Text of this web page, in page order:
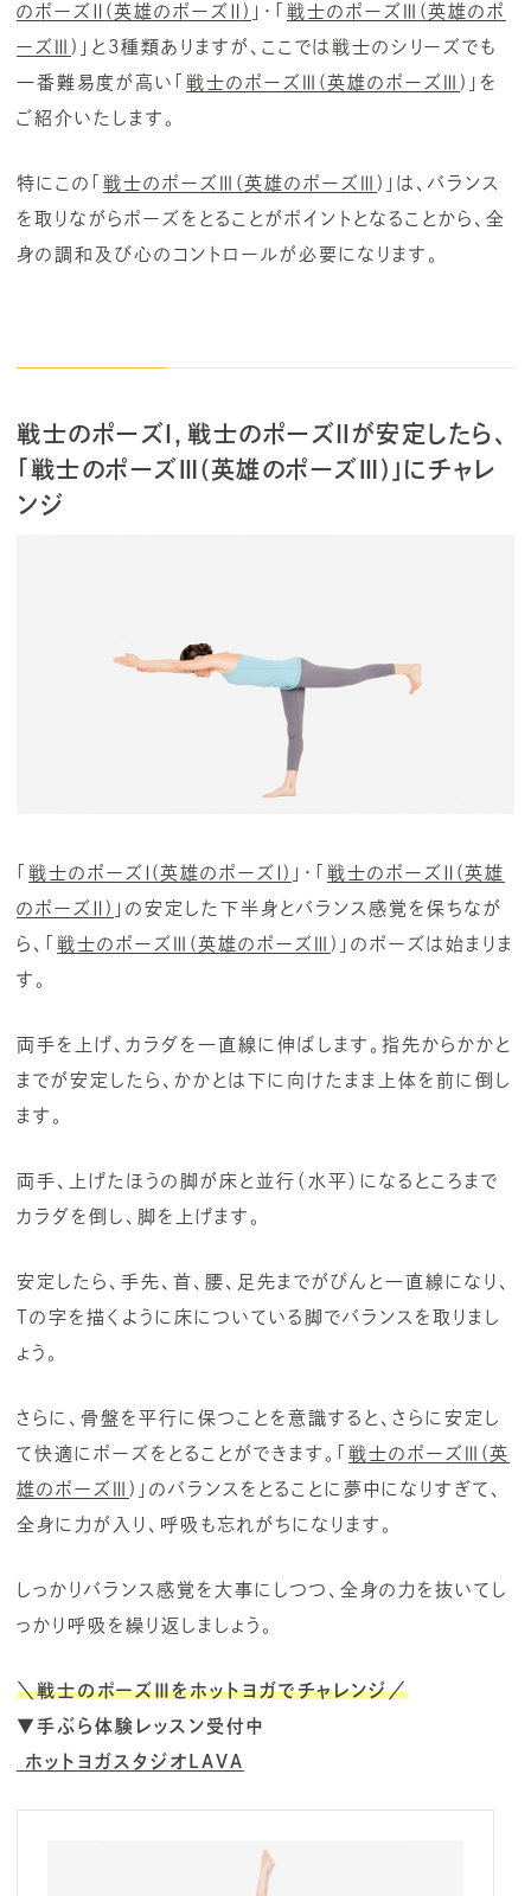
のポーズⅡ(英雄のポーズⅡ) 」・「 戦士のポーズⅢ(英雄のポ
ーズⅢ )」と3種類ありますが、 ここでは戦士のシリーズでも
一番難易度が高い
戦士のポーズⅢ(英雄のポーズⅢ )」 を
ご紹介いたします。
特にこの 戦士のポーズⅢ(英雄のポーズⅢ )」は、バランス
を取りながらポーズをとることがポイントとなることから、全
身の調和及び心のコントロールが必要になります。
戦士のポーズⅠ，戦士のポーズⅡが安定したら、
「戦士のポーズⅢ(英雄のポーズⅢ)」にチャレ
ンジ
戦士のポーズⅠ(英雄のポーズⅠ) 」・
戦士のポーズⅡ(英雄
のポーズⅡ) 」 の安定した下半身とバランス感覚を保ちなが
ら、
戦士のポーズⅢ(英雄のポーズⅢ )」のポーズは始まりま
す。
両手を上げ、カラダを一直線に伸ばします。指先からかかと
までが安定したら、かかとは下に向けたまま上体を前に倒し
ます。
両手、上げたほうの脚が床と並行（水平）になるところまで
カラダを倒し、脚を上げます。
安定したら、手先、首、腰、足先までがぴんと一直線になり、
Tの字を描くように床についている脚でバランスを取りまし
ょう。
さらに、骨盤を平行に保つことを意識すると、さらに安定し
て快適にポーズをとることができます。
戦士のポーズⅢ(英
雄のポーズⅢ )」の バランスをとることに夢中になりすぎて、
全身に力が入り、呼吸も忘れがちになります。
しっかりバランス感覚を大事にしつつ、全身の力を抜いてし
っかり呼吸を繰り返しましょう。
＼戦士のポーズⅢをホットヨガでチャレンジ／
▼手ぶら体験レッスン受付中
ホットヨガスタジオLAVA